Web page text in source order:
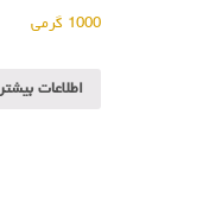
1000 گرمی
اطلاعات بیشتر